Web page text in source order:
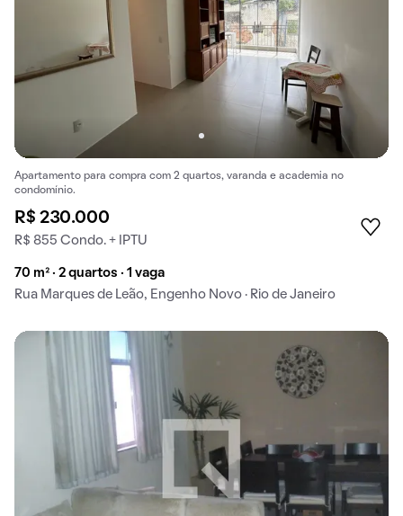
Apartamento para compra com 2 quartos, varanda e academia no
condomínio.
R$ 230.000
R$ 855 Condo. + IPTU
70 m² · 2 quartos · 1 vaga
Rua Marques de Leão, Engenho Novo · Rio de Janeiro